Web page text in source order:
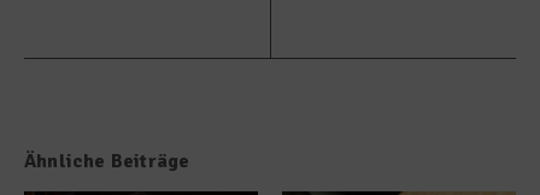
Ähnliche Beiträge